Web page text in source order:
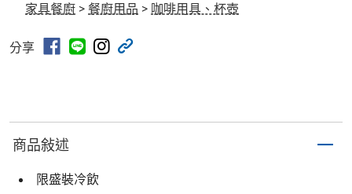
家具餐廚 > 餐廚用品 > 咖啡用具、杯壺
分享
商品敍述
限盛裝冷飲